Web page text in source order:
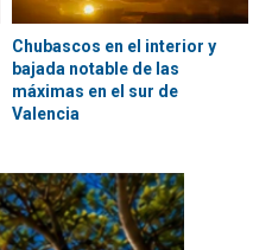
Chubascos en el interior y
bajada notable de las
máximas en el sur de
Valencia